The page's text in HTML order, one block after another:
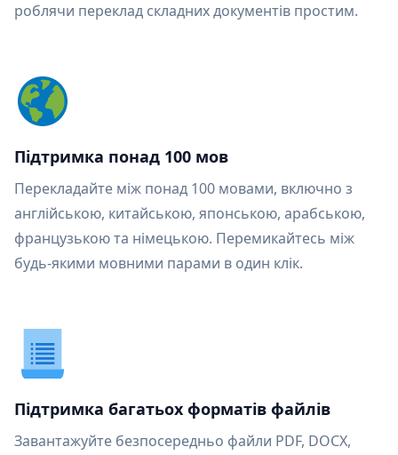
роблячи переклад складних документів простим.
Підтримка понад 100 мов
Перекладайте між понад 100 мовами, включно з
англійською, китайською, японською, арабською,
французькою та німецькою. Перемикайтесь між
будь-якими мовними парами в один клік.
Підтримка багатьох форматів файлів
Завантажуйте безпосередньо файли PDF, DOCX,